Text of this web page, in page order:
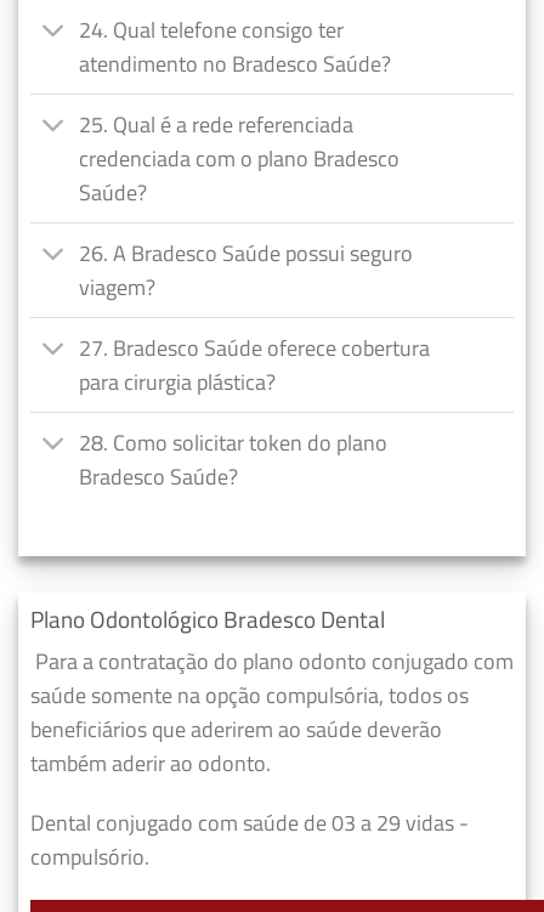
24. Qual telefone consigo ter
atendimento no Bradesco Saúde?
25. Qual é a rede referenciada
credenciada com o plano Bradesco
Saúde?
26. A Bradesco Saúde possui seguro
viagem?
27. Bradesco Saúde oferece cobertura
para cirurgia plástica?
28. Como solicitar token do plano
Bradesco Saúde?
Plano Odontológico Bradesco Dental
Para a contratação do plano odonto conjugado com
saúde somente na opção compulsória, todos os
beneficiários que aderirem ao saúde deverão
também aderir ao odonto.
Dental conjugado com saúde de 03 a 29 vidas -
compulsório.